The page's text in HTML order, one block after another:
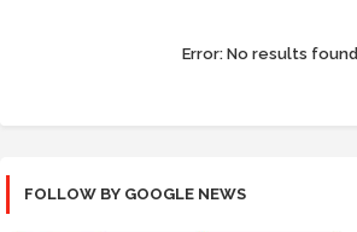
Error: No results found
FOLLOW BY GOOGLE NEWS